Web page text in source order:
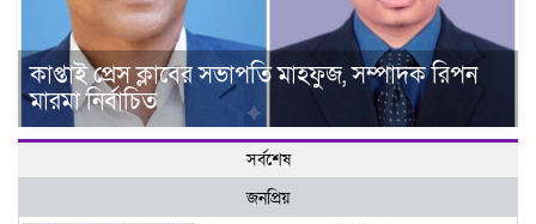
কাপ্তাই প্রেস ক্লাবের সভাপতি মাহফুজ, সম্পাদক রিপন
মারমা নির্বাচিত
সর্বশেষ
জনপ্রিয়